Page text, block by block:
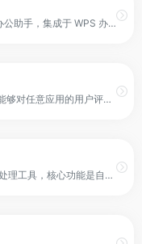
金山办公软件推出的基于人工智能的办公助手，集成于 WPS 办公套件中。平台通过 DeepSeek-R1 等大语言模型，支持文档生成、文本优化、表格分析及数据处理功能。
AI 驱动的 App Store 评论分析工具，能够对任意应用的用户评论进行整合和分析，提取缺失功能、常见槽点以及用户遇到的实际问题。平台定位为产品优化与应用评测辅助工具，通过智能算法减少人工筛选成本，让用户和开发者可以基于真实评论做出决策。
抠抠图是一款基于 AI 技术的在线图片处理工具，核心功能是自动抠图与图像优化。平台通过算法识别图片中的人物、商品、动物或图案主体，并将其与背景分离，生成透明或纯色背景图片。